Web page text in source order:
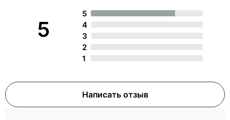
5
5
4
3
2
1
Написать отзыв